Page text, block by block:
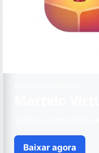
Baixar agora